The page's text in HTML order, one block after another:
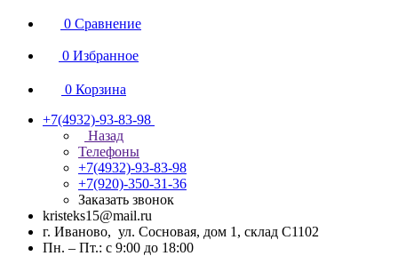
0 Сравнение
0 Избранное
0 Корзина
+7(4932)-93-83-98
Назад
Телефоны
+7(4932)-93-83-98
+7(920)-350-31-36
Заказать звонок
kristeks15@mail.ru
г. Иваново, ул. Сосновая, дом 1, склад С1102
Пн. – Пт.: с 9:00 до 18:00